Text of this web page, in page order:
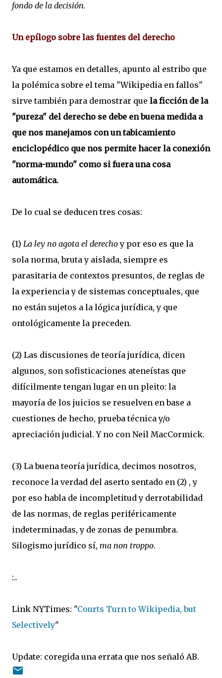
fondo de la decisión.
Un epílogo sobre las fuentes del derecho
Ya que estamos en detalles, apunto al estribo que
la polémica sobre el tema "Wikipedia en fallos"
sirve también para demostrar que la ficción de la
"pureza" del derecho se debe en buena medida a
que nos manejamos con un tabicamiento
enciclopédico que nos permite hacer la conexión
"norma-mundo" como si fuera una cosa
automática.
De lo cual se deducen tres cosas:
(1) La ley no agota el derechoy por eso es que la
sola norma, bruta y aislada, siempre es
parasitaria de contextos presuntos, de reglas de
la experiencia y de sistemas conceptuales, que
no están sujetos a la lógica jurídica, y que
ontológicamente la preceden.
(2) Las discusiones de teoría jurídica, dicen
algunos, son sofisticaciones ateneístas que
difícilmente tengan lugar en un pleito: la
mayoría de los juicios se resuelven en base a
cuestiones de hecho, prueba técnica y/o
apreciación judicial. Y no con Neil MacCormick.
(3) La buena teoría jurídica, decimos nosotros,
reconoce la verdad del aserto sentado en (2) , y
por eso habla de incompletitud y derrotabilidad
de las normas, de reglas periféricamente
indeterminadas, y de zonas de penumbra.
Silogismo jurídico sí, ma non troppo.
:..
Link NYTimes: "Courts Turn to Wikipedia, but
Selectively"
Update: coregida una errata que nos señaló AB.